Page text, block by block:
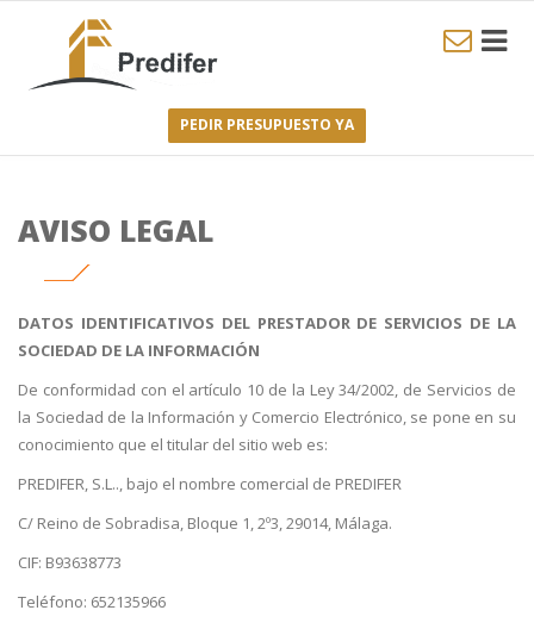
PEDIR PRESUPUESTO YA
AVISO LEGAL
DATOS IDENTIFICATIVOS DEL PRESTADOR DE SERVICIOS DE LA
SOCIEDAD DE LA INFORMACIÓN
De conformidad con el artículo 10 de la Ley 34/2002, de Servicios de
la Sociedad de la Información y Comercio Electrónico, se pone en su
conocimiento que el titular del sitio web es:
PREDIFER, S.L.., bajo el nombre comercial de PREDIFER
C/ Reino de Sobradisa, Bloque 1, 2º3, 29014, Málaga.
CIF: B93638773
Teléfono: 652135966